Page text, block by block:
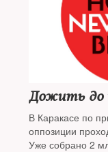
Дожить до
В Каракасе по
оппозиции
Уже собрано 2